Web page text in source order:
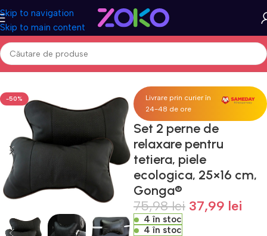
Skip to navigation
Skip to main content
Acasa Auto & Moto Accesorii auto Perne si suporturi scaun
-50%
Livrare prin curier în
24-48 de ore
Set 2 perne de
relaxare pentru
tetiera, piele
ecologica, 25×16 cm,
Gonga®
75,98lei 37,99 lei
4 în stoc
4 în stoc